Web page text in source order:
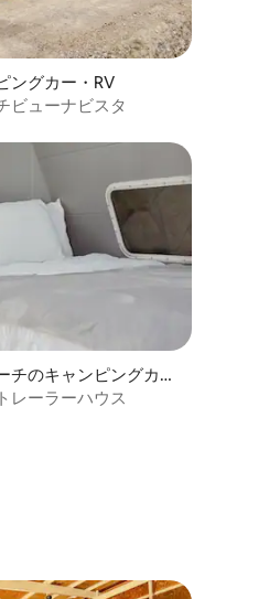
星の平均評価
ングカー・RV
ビューナビスタ
の平均評価
チのキャンピングカ
レーラーハウス